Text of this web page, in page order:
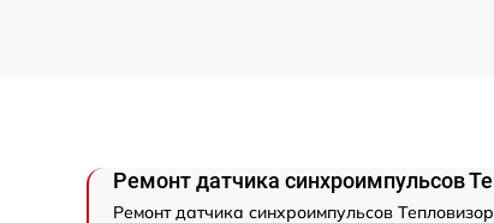
Ремонт датчика синхроимпульсов
Ремонт датчика синхроимпульсов